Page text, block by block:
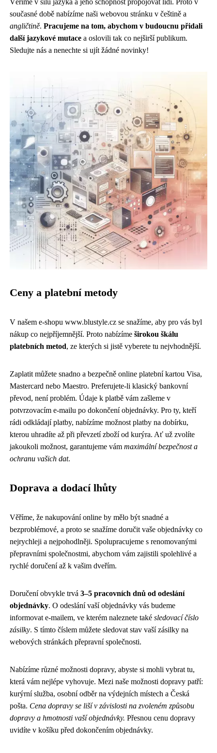
Věříme v sílu jazyka a jeho schopnost propojovat lidi. Proto v
současné době nabízíme naši webovou stránku v češtině a
angličtině. Pracujeme na tom, abychom v budoucnu přidali
další jazykové mutace a oslovili tak co nejširší publikum.
Sledujte nás a nenechte si ujít žádné novinky!
Ceny a platební metody
V našem e-shopu www.blustyle.cz se snažíme, aby pro vás byl
nákup co nejpříjemnější. Proto nabízíme širokou škálu
platebních metod, ze kterých si jistě vyberete tu nejvhodnější.
Zaplatit můžete snadno a bezpečně online platební kartou Visa,
Mastercard nebo Maestro. Preferujete-li klasický bankovní
převod, není problém. Údaje k platbě vám zašleme v
potvrzovacím e-mailu po dokončení objednávky. Pro ty, kteří
rádi odkládají platby, nabízíme možnost platby na dobírku,
kterou uhradíte až při převzetí zboží od kurýra. Ať už zvolíte
jakoukoli možnost, garantujeme vám maximální bezpečnost a
ochranu vašich dat.
Doprava a dodací lhůty
Věříme, že nakupování online by mělo být snadné a
bezproblémové, a proto se snažíme doručit vaše objednávky co
nejrychleji a nejpohodlněji. Spolupracujeme s renomovanými
přepravními společnostmi, abychom vám zajistili spolehlivé a
rychlé doručení až k vašim dveřím.
Doručení obvykle trvá 3–5 pracovních dnů od odeslání
objednávky. O odeslání vaší objednávky vás budeme
informovat e-mailem, ve kterém naleznete také sledovací číslo
zásilky. S tímto číslem můžete sledovat stav vaší zásilky na
webových stránkách přepravní společnosti.
Nabízíme různé možnosti dopravy, abyste si mohli vybrat tu,
která vám nejlépe vyhovuje. Mezi naše možnosti dopravy patří:
kurýrní služba, osobní odběr na výdejních místech a Česká
pošta. Cena dopravy se liší v závislosti na zvoleném způsobu
dopravy a hmotnosti vaší objednávky. Přesnou cenu dopravy
uvidíte v košíku před dokončením objednávky.